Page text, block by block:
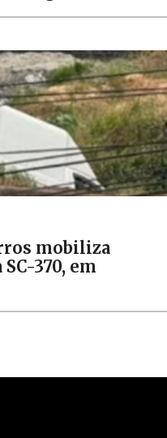
mobiliza
370, em